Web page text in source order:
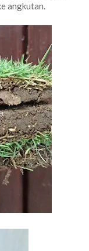
angkutan.